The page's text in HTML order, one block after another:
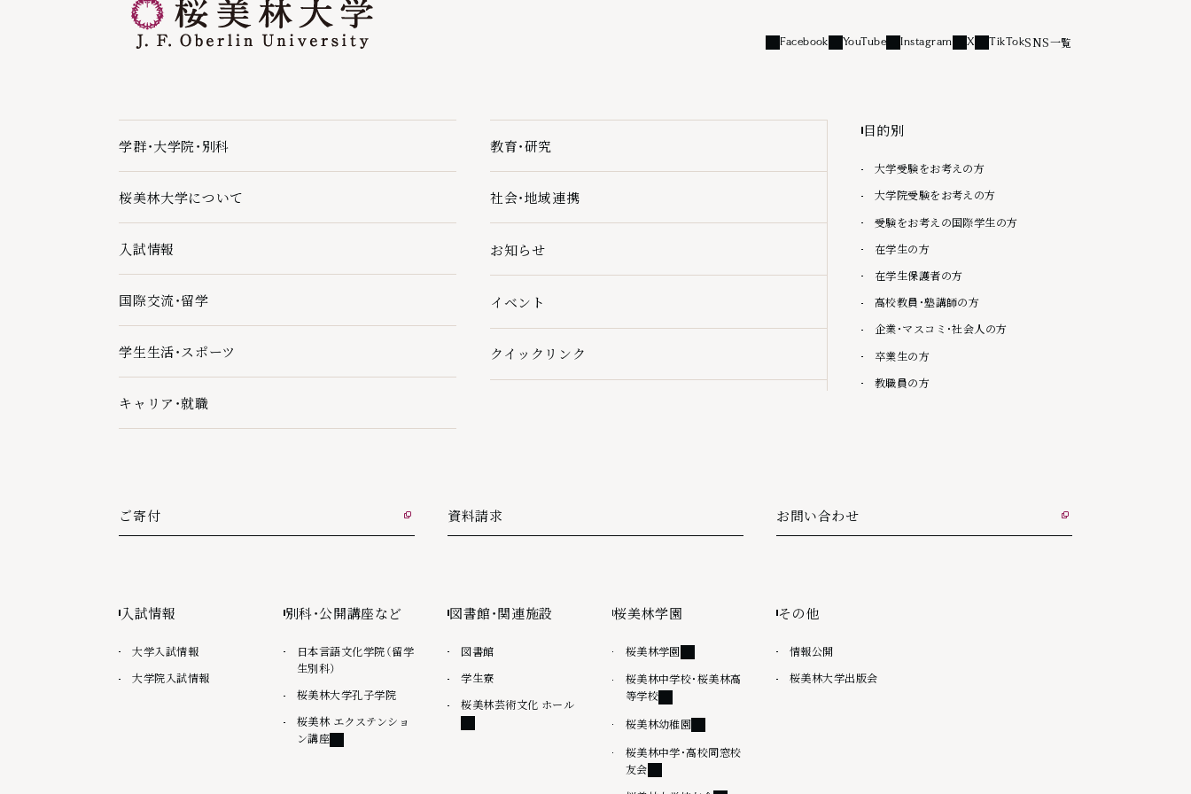
Facebook
外部リンク YouTube
外部リンク Instagram
外部リンク X
外部リンクTikTok
外部リンクSNS一覧
学群・大学院・別科
学群・大学院・別科の下層ページ一覧を開く
桜美林大学について
桜美林大学についての下層ページ一覧を開く
入試情報
入試情報の下層ページ一覧を開く
国際交流・留学
国際交流・留学の下層ページ一覧を開く
学生生活・スポーツ
学生生活・スポーツの下層ページ一覧を開く
キャリア・就職
キャリア・就職の下層ページ一覧を開く
教育・研究
教育・研究の下層ページ一覧を開く
社会・地域連携
社会・地域連携の下層ページ一覧を開く
お知らせ
イベント
クイックリンク
クイックリンクの下層ページ一覧を開く
目的別
大学受験をお考えの方
大学院受験をお考えの方
受験をお考えの国際学生の方
在学生の方
在学生保護者の方
高校教員・塾講師の方
企業・マスコミ・社会人の方
卒業生の方
教職員の方
ご寄付
外部リンク 資料請求 お問い合わせ
外部リンク
入試情報
大学入試情報
大学院入試情報
別科・公開講座など
日本言語文化学院（留学
生別科）
桜美林大学孔子学院
桜美林 エクステンショ
ン講座外部リンク
図書館・関連施設
図書館
学生寮
桜美林芸術文化 ホール外部リンク
桜美林学園
桜美林学園外部リンク
桜美林中学校・桜美林高
等学校外部リンク
桜美林幼稚園外部リンク
桜美林中学・高校同窓校
友会外部リンク
その他
情報公開
桜美林大学出版会